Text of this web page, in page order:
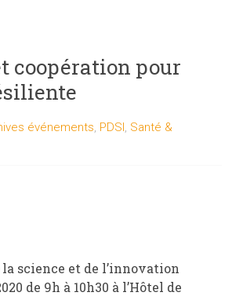
coopération pour
événements PDSI Santé &
science et de l’innovation
de 9h à 10h30 à l’Hôtel de